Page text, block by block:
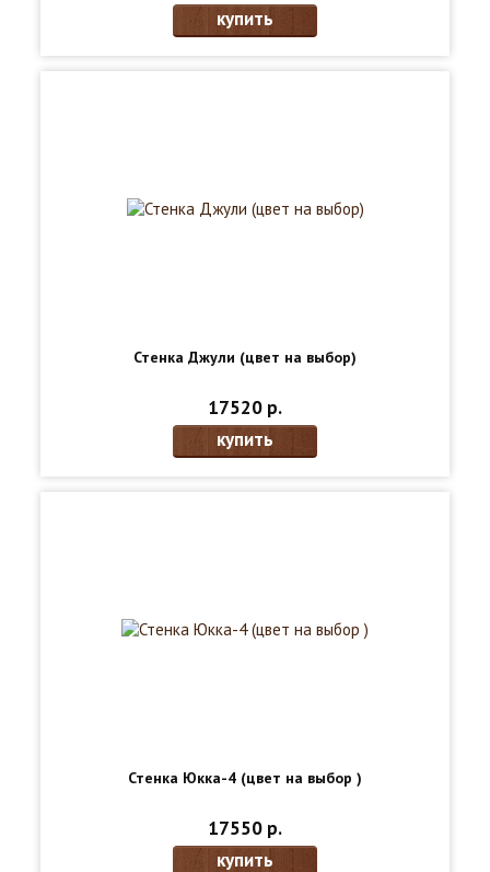
купить
Стенка Джули (цвет на выбор)
17520 р.
купить
Стенка Юкка-4 (цвет на выбор )
17550 р.
купить